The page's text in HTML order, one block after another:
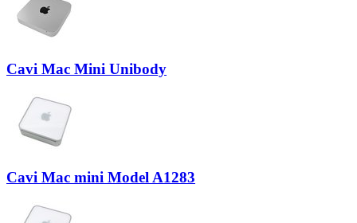
Cavi Mac Mini Unibody
Cavi Mac mini Model A1283